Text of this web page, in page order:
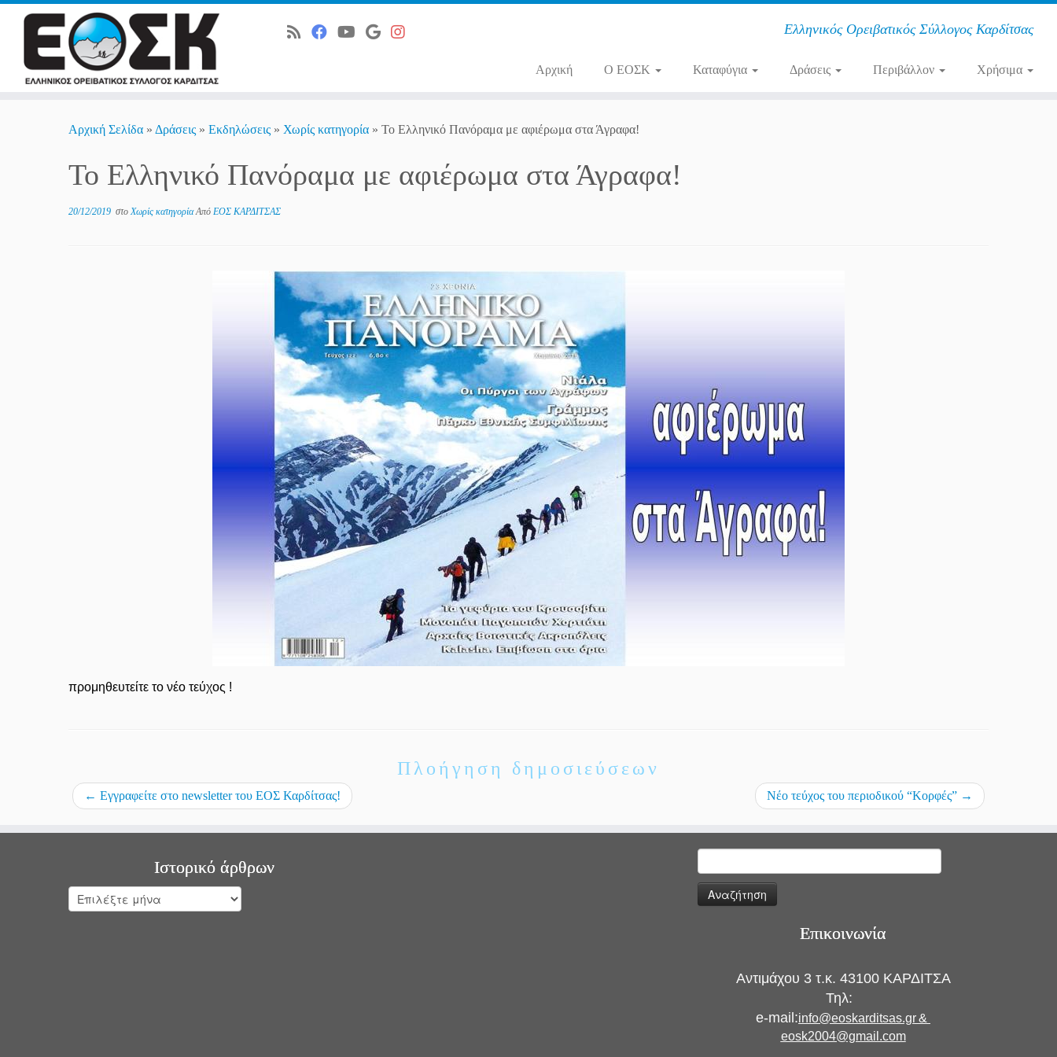
Ελληνικός Ορειβατικός Σύλλογος Καρδίτσας
Αρχική O ΕΟΣΚ Καταφύγια Δράσεις Περιβάλλον Χρήσιμα
Αρχική Σελίδα » Δράσεις » Εκδηλώσεις » Χωρίς κατηγορία » Το Ελληνικό Πανόραμα με αφιέρωμα στα Άγραφα!
Το Ελληνικό Πανόραμα με αφιέρωμα στα Άγραφα!
20/12/2019 στοΧωρίς κατηγορίαΑπό ΕΟΣ ΚΑΡΔΙΤΣΑΣ
προμηθευτείτε το νέο τεύχος !
Πλοήγηση δημοσιεύσεων
← Eγγραφείτε στο newsletter του ΕΟΣ Καρδίτσας! Νέο τεύχος του περιοδικού “Κορφές” →
Ιστορικό άρθρων
Ιστορικό
άρθρων
για:
Επικοινωνία
Αντιμάχου 3 τ.κ. 43100 ΚΑΡΔΙΤΣΑ
Τηλ:
e-mail:info@eoskarditsas.gr&
eosk2004@gmail.com